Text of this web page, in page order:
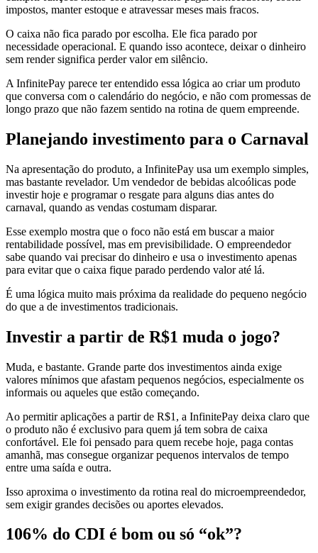
impostos, manter estoque e atravessar meses mais fracos.
O caixa não fica parado por escolha. Ele fica parado por
necessidade operacional. E quando isso acontece, deixar o dinheiro
sem render significa perder valor em silêncio.
A InfinitePay parece ter entendido essa lógica ao criar um produto
que conversa com o calendário do negócio, e não com promessas de
longo prazo que não fazem sentido na rotina de quem empreende.
Planejando investimento para o Carnaval
Na apresentação do produto, a InfinitePay usa um exemplo simples,
mas bastante revelador. Um vendedor de bebidas alcoólicas pode
investir hoje e programar o resgate para alguns dias antes do
carnaval, quando as vendas costumam disparar.
Esse exemplo mostra que o foco não está em buscar a maior
rentabilidade possível, mas em previsibilidade. O empreendedor
sabe quando vai precisar do dinheiro e usa o investimento apenas
para evitar que o caixa fique parado perdendo valor até lá.
É uma lógica muito mais próxima da realidade do pequeno negócio
do que a de investimentos tradicionais.
Investir a partir de R$1 muda o jogo?
Muda, e bastante. Grande parte dos investimentos ainda exige
valores mínimos que afastam pequenos negócios, especialmente os
informais ou aqueles que estão começando.
Ao permitir aplicações a partir de R$1, a InfinitePay deixa claro que
o produto não é exclusivo para quem já tem sobra de caixa
confortável. Ele foi pensado para quem recebe hoje, paga contas
amanhã, mas consegue organizar pequenos intervalos de tempo
entre uma saída e outra.
Isso aproxima o investimento da rotina real do microempreendedor,
sem exigir grandes decisões ou aportes elevados.
106% do CDI é bom ou só “ok”?